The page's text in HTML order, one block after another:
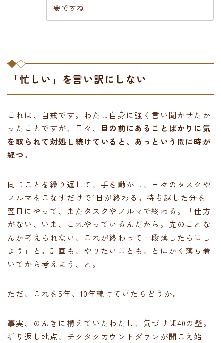
要ですね
「忙しい」を言い訳にしない
これは、自戒です。わたし自身に強く言い聞かせたか
ったことですが、日々、
目の前にあることばかりに気
を取られて対処し続けていると、あっという間に時が
経つ。
同じことを繰り返して、手を動かし、日々のタスクや
ノルマをこなすだけで1日が終わる。持ち越した分を
翌日にやって、またタスクやノルマで終わる。「仕方
がない、いま、これやっているんだから。先のことな
んか考えられない、これが終わって一段落したらにし
よう」と。計画も、やりたいことも、とにかく落ち着
いてから考えよう、と。
ただ、これを5年、10年続けていたらどうか。
事実、のんきに構えていたわたし、気づけば40の壁。
折り返し地点、チクタクカウントダウンが聞こえ始